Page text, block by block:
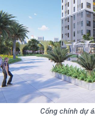
Cổng chính dự